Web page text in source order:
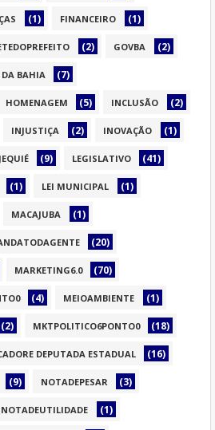
(1) FINANCEIRO (1)
(2) GOVBA (2)
DA BAHIA (7)
HOMENAGEM (5) INCLUSÃO (2)
INJUSTIÇA (2) INOVAÇÃO (1)
JEQUIÉ (9) LEGISLATIVO (41)
(1) LEI MUNICIPAL (1)
MACAJUBA (1)
(20)
MARKETING6.0 (70)
(4) MEIOAMBIENTE (1)
(2) MKTPOLITICO6PONTO0 (18)
DEPUTADA ESTADUAL (16)
(9) NOTADEPESAR (3)
NOTADEUTILIDADE (1)